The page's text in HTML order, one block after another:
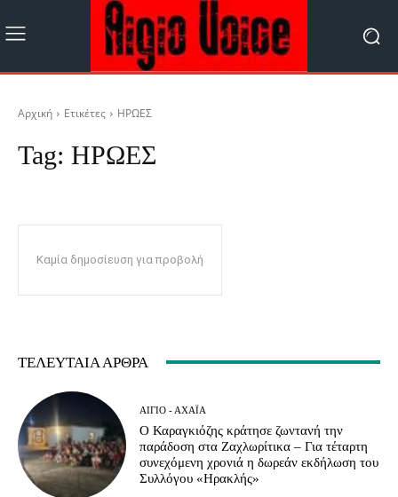
Αρχική Ετικέτες ΗΡΩΕΣ
Tag: ΗΡΩΕΣ
Καμία δημοσίευση για προβολή
ΤΕΛΕΥΤΑΊΑ ΆΡΘΡΑ
ΑΊΓΙΟ - ΑΧΑΪ́Α
Ο Καραγκιόζης κράτησε ζωντανή την
παράδοση στα Ζαχλωρίτικα – Για τέταρτη
συνεχόμενη χρονιά η δωρεάν εκδήλωση του
Συλλόγου «Ηρακλής»